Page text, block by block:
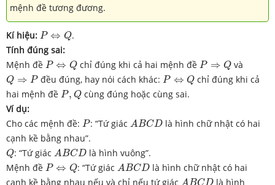
mệnh đề tương đương.
Kí hiệu: P ⇔ Q
P⇔ Q
.
Tính đúng sai:
Mệnh đề P ⇔ Q
P⇔ Q chỉ đúng khi cả hai mệnh đềP ⇒ Q
P⇒ Q và
Q ⇒ P
Q P đều đúng, hay nói cách khác:P ⇔ Q
P⇔ Q
chỉ đúng khi cả
hai mệnh đề P, Q
P, Q cùng đúng hoặc cùng sai.
Ví dụ:
Cho các mệnh đề: P
P: “Tứ giác ABCD
ABCD là hình chữ nhật có hai
cạnh kề bằng nhau”.
Q
Q: “Tứ giác ABCD
A BCD là hình vuông”.
Mệnh đề P ⇔ Q
P⇔ Q : “Tứ giácABCD
A BCD là hình chữ nhật có hai
cạnh kề bằng nhau nếu và chỉ nếu tứ giác A BCD là hình